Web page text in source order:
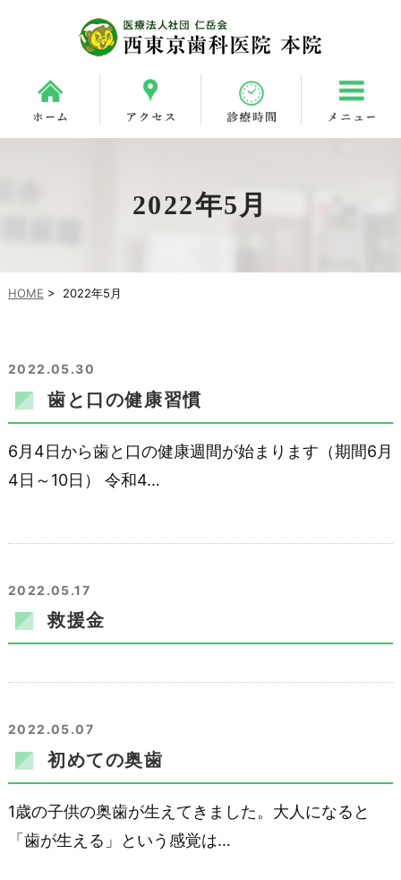
2022年5月
HOME > 2022年5月
2022.05.30
歯と口の健康習慣
6月4日から歯と口の健康週間が始まります（期間6月
4日～10日） 令和4…
2022.05.17
救援金
2022.05.07
初めての奥歯
1歳の子供の奥歯が生えてきました。大人になると
「歯が生える」という感覚は…